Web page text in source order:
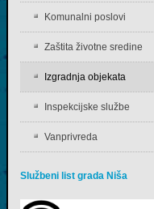
Komunalni poslovi
Zaštita životne sredine
Izgradnja objekata
Inspekcijske službe
Vanprivreda
Službeni list grada Niša